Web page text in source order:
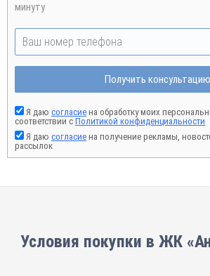
минуту
Получить консультацию
Я даю согласие на обработку моих
соответствии с Политикой конфиденциальности
Я даю согласие на получение рекламы,
рассылок
Условия покупки в ЖК